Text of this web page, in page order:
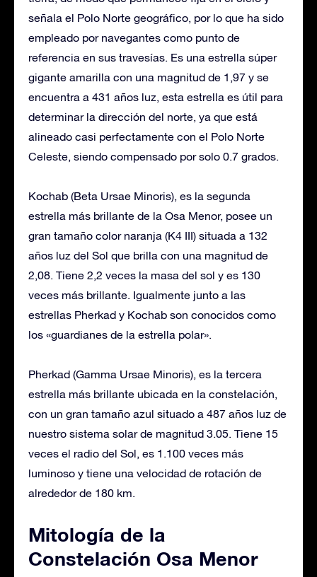
señala el Polo Norte geográfico, por lo que ha sido
empleado por navegantes como punto de
referencia en sus travesías. Es una estrella súper
gigante amarilla con una magnitud de 1,97 y se
encuentra a 431 años luz, esta estrella es útil para
determinar la dirección del norte, ya que está
alineado casi perfectamente con el Polo Norte
Celeste, siendo compensado por solo 0.7 grados.
Kochab (Beta Ursae Minoris), es la segunda
estrella más brillante de la Osa Menor, posee un
gran tamaño color naranja (K4 III) situada a 132
años luz del Sol que brilla con una magnitud de
2,08. Tiene 2,2 veces la masa del sol y es 130
veces más brillante. Igualmente junto a las
estrellas Pherkad y Kochab son conocidos como
los «guardianes de la estrella polar».
Pherkad (Gamma Ursae Minoris), es la tercera
estrella más brillante ubicada en la constelación,
con un gran tamaño azul situado a 487 años luz de
nuestro sistema solar de magnitud 3.05. Tiene 15
veces el radio del Sol, es 1.100 veces más
luminoso y tiene una velocidad de rotación de
alrededor de 180 km.
Mitología de la
Constelación Osa Menor